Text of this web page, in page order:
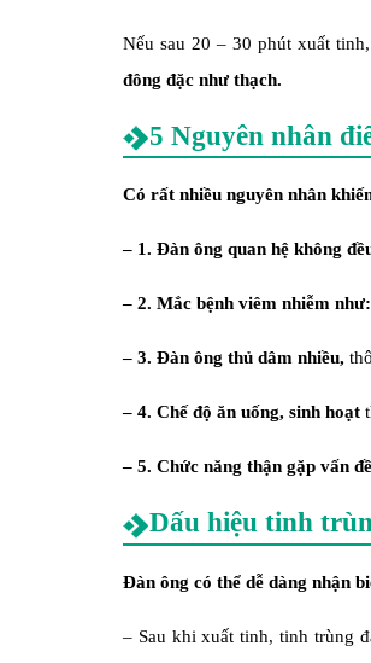
Nếu sau 20 – 30 phút xuất
đông đặc như thạch.
5 Nguyên nhân
Có rất nhiều nguyên nhân
– 1. Đàn ông quan hệ không
– 2. Mắc bệnh viêm nhiễm như:
– 3. Đàn ông thủ dâm nhiều,
– 4. Chế độ ăn uống, sinh hoạt
– 5. Chức năng thận gặp vấn đề
Dấu hiệu tinh
Đàn ông có thể dễ dàng nhận
– Sau khi xuất tinh, tinh trùng